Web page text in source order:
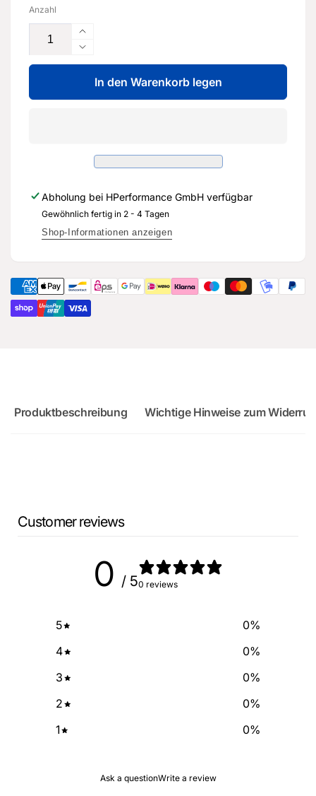
Anzahl
Erhöhe
die
Menge
für
Säule
8V4
810
-
Original
Ersatzteil
Sportback
Verringere
die
Menge
für
8V4
179
-
Original
Audi
RS3
Sportback
In den Warenkorb legen
Abholung bei HPerformance GmbH verfügbar
Gewöhnlich fertig in 2 - 4 Tagen
Shop-Informationen anzeigen
Produktbeschreibung Wichtige Hinweise zum
Customer reviews
0 / 50 reviews
5 0%
4
0%
3
0%
2
0%
1
0%
Ask a questionWrite a review